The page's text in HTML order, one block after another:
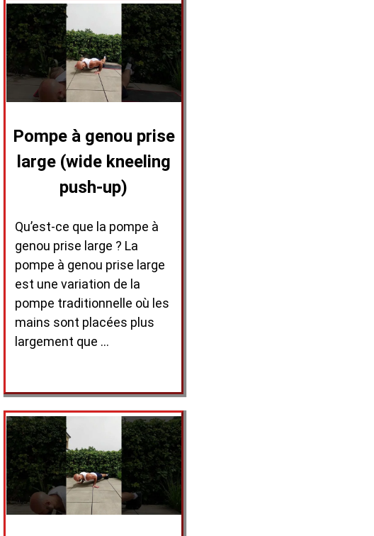
Pompe à genou prise
large (wide kneeling
push-up)
Qu’est-ce que la pompe à
genou prise large ? La
pompe à genou prise large
est une variation de la
pompe traditionnelle où les
mains sont placées plus
largement que …